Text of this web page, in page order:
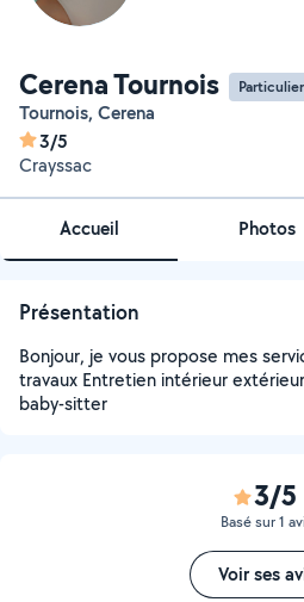
Cerena Tournois Particulier
Tournois, Cerena
3/5
Crayssac
Accueil Photos
Présentation
Bonjour, je vous propose mes
travaux Entretien intérieur
baby-sitter
3/5
Basé sur 1
Voir ses